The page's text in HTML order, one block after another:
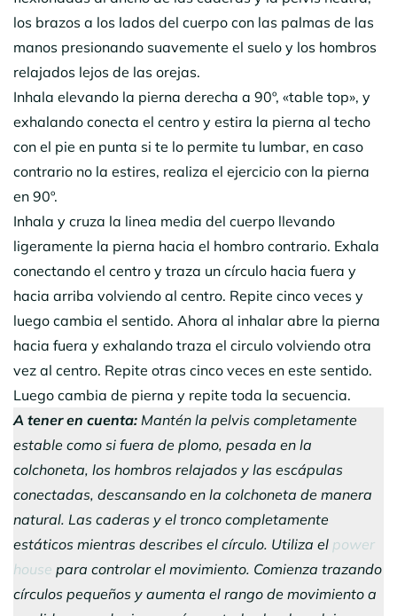
los brazos a los lados del cuerpo con las palmas de las
manos presionando suavemente el suelo y los hombros
relajados lejos de las orejas.
Inhala elevando la pierna derecha a 90º, «table top», y
exhalando conecta el centro y estira la pierna al techo
con el pie en punta si te lo permite tu lumbar, en caso
contrario no la estires, realiza el ejercicio con la pierna
en 90º.
Inhala y cruza la linea media del cuerpo llevando
ligeramente la pierna hacia el hombro contrario. Exhala
conectando el centro y traza un círculo hacia fuera y
hacia arriba volviendo al centro. Repite cinco veces y
luego cambia el sentido. Ahora al inhalar abre la pierna
hacia fuera y exhalando traza el circulo volviendo otra
vez al centro. Repite otras cinco veces en este sentido.
Luego cambia de pierna y repite toda la secuencia.
A tener en cuenta: Mantén la pelvis completamente
estable como si fuera de plomo, pesada en la
colchoneta, los hombros relajados y las escápulas
conectadas, descansando en la colchoneta de manera
natural. Las caderas y el tronco completamente
estáticos mientras describes el círculo. Utiliza el power
house para controlar el movimiento. Comienza trazando
círculos pequeños y aumenta el rango de movimiento a